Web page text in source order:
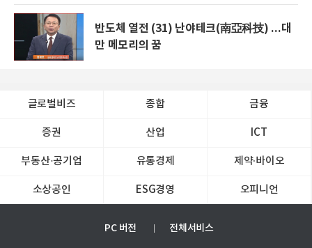
반도체 열전 (31) 난야테크(南亞科技) ...대
만 메모리의 꿈
글로벌비즈 종합 금융
증권 산업 ICT
부동산·공기업 유통경제 제약∙바이오
소상공인 ESG경영 오피니언
PC 버전 전체서비스